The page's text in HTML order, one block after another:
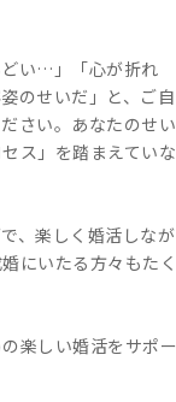
い…」「心が折れ
のせいだ」と、ご自
さい。あなたのせい
ス」を踏まえていな
、楽しく婚活しなが
にいたる方々もたく
楽しい婚活をサポー